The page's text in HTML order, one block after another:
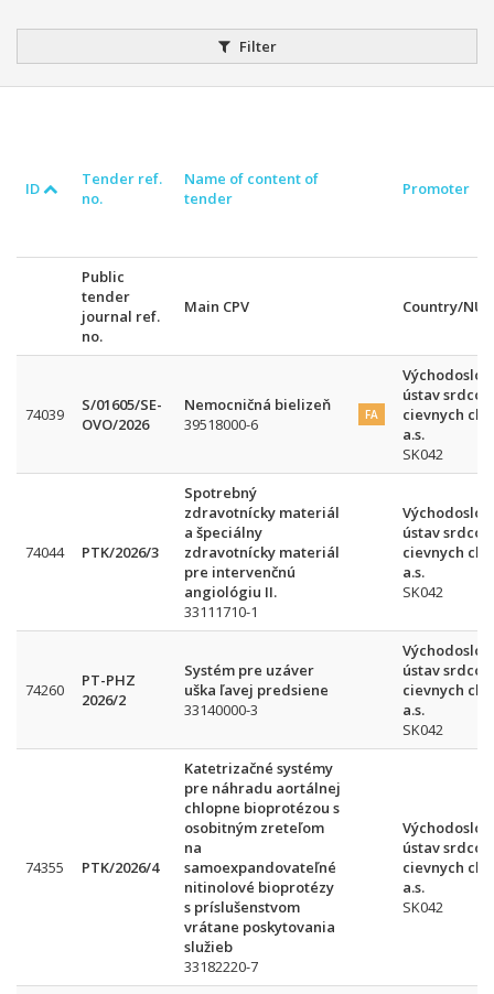
Filter
ID
Tender ref.
no.
Name of content of
tender
Promoter
Public
tender
journal ref.
no.
Main CPV Country/
74039
S/01605/SE-
OVO/2026
Nemocničná bielizeň
39518000-6
FA
ústav
cievnych
a.s.
SK042
74044 PTK/2026/3
Spotrebný
zdravotnícky materiál
a špeciálny
zdravotnícky materiál
pre intervenčnú
angiológiu II.
33111710-1
ústav
cievnych
a.s.
SK042
74260
PT-PHZ
2026/2
Systém pre uzáver
uška ľavej predsiene
33140000-3
ústav
cievnych
a.s.
SK042
74355 PTK/2026/4
Katetrizačné systémy
pre náhradu aortálnej
chlopne bioprotézou s
osobitným zreteľom
na
samoexpandovateľné
nitinolové bioprotézy
s príslušenstvom
vrátane poskytovania
služieb
33182220-7
ústav
cievnych
a.s.
SK042